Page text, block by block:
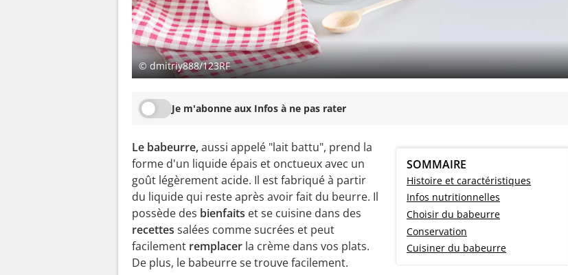
© dmitriy888/123RF
Je m'abonne aux Infos à ne pas rater
SOMMAIRE
Histoire et caractéristiques
Infos nutritionnelles
Choisir du babeurre
Conservation
Cuisiner du babeurre
Le babeurre,aussi appelé "lait battu", prend la
forme d'un liquide épais et onctueux avec un
goût légèrement acide. Il est fabriqué à partir
du liquide qui reste après avoir fait du beurre. Il
possède des bienfaits et se cuisine dans des
recettes salées comme sucrées et peut
facilement remplacer la crème dans vos plats.
De plus, le babeurre se trouve facilement.